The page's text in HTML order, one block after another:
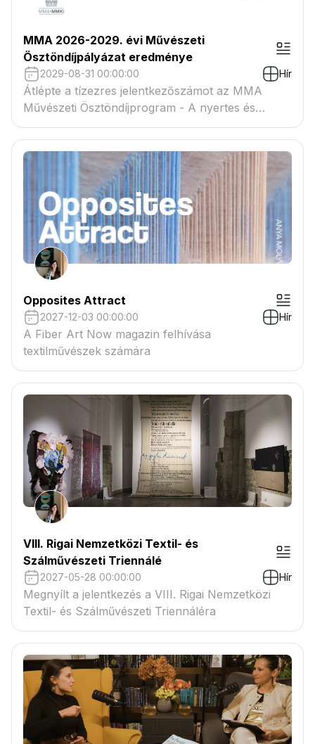
MMA 2026-2029. évi Művészeti
Ösztöndíjpályázat eredménye
2029-08-31 00:00:00 Hír
Átlépte a tízezres jelentkezőszámot az MMA
Művészeti Ösztöndíjprogram - A nyertes és
tartaléklistás pályázók névsora megtekinthető a
csatolmányban
Opposites Attract
2027-12-03 00:00:00 Hír
A Fiber Art Now magazin felhívása
textilművészek számára
VIII. Rigai Nemzetközi Textil- és
Szálművészeti Triennálé
2027-05-28 00:00:00 Hír
Megnyílt a jelentkezés a VIII. Rigai Nemzetközi
Textil- és Szálművészeti Triennáléra